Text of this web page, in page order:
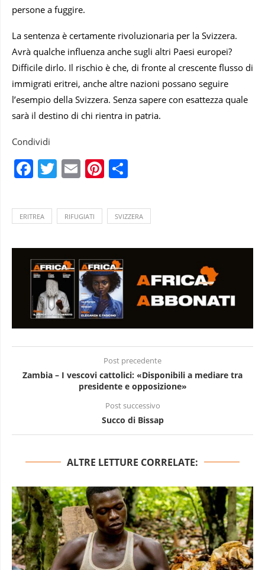
persone a fuggire.
La sentenza è certamente rivoluzionaria per la Svizzera.
Avrà qualche influenza anche sugli altri Paesi europei?
Difficile dirlo. Il rischio è che, di fronte al crescente flusso di
immigrati eritrei, anche altre nazioni possano seguire
l’esempio della Svizzera. Senza sapere con esattezza quale
sarà il destino di chi rientra in patria.
Condividi
Facebook
Twitter
EmailPinterest
ERITREA RIFUGIATI SVIZZERA
Post precedente
Zambia – I vescovi cattolici: «Disponibili a mediare tra
presidente e opposizione»
Post successivo
Succo di Bissap
ALTRE LETTURE CORRELATE: